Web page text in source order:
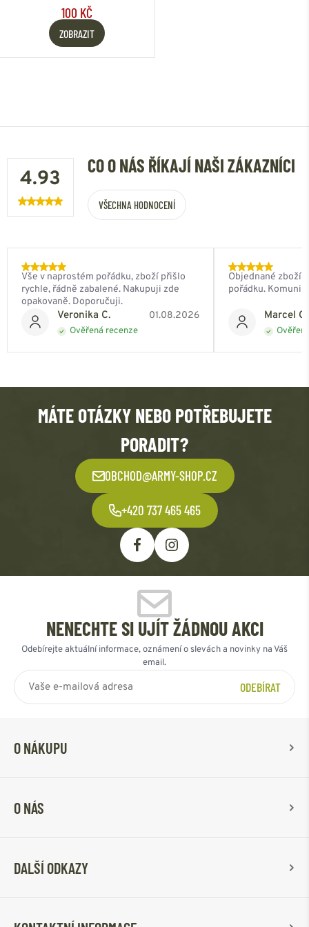
100 KČ
ZOBRAZIT
4.93
CO O NÁS ŘÍKAJÍ NAŠI ZÁKAZNÍCI
VŠECHNA HODNOCENÍ
Veronika C. 01.08.2026
Ověřená recenze
Vše v naprostém pořádku, zboží přišlo
rychle, řádně zabalené. Nakupuji zde
opakovaně. Doporučuji.
Marcel
Objednané zboží
pořádku.
MÁTE OTÁZKY NEBO POTŘEBUJETE
PORADIT?
OBCHOD@ARMY-SHOP.CZ
+420 737 465 465
NENECHTE SI UJÍT ŽÁDNOU AKCI
Odebírejte aktuální informace, oznámení o slevách a novinky na Váš
email.
ODEBÍRAT
O NÁKUPU
O NÁS
DALŠÍ ODKAZY